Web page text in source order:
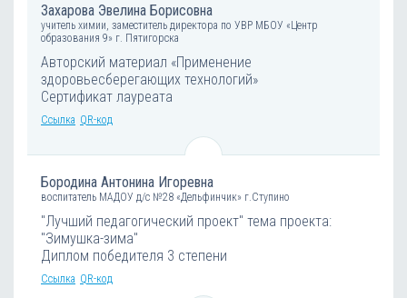
Захарова Эвелина Борисовна
учитель химии, заместитель директора по УВР МБОУ «Центр
образования 9» г. Пятигорска
Авторский материал «Применение
здоровьесберегающих технологий»
Сертификат лауреата
Ссылка QR-код
Бородина Антонина Игоревна
воспитатель МАДОУ д/с №28 «Дельфинчик» г.Ступино
"Лучший педагогический проект" тема проекта:
"Зимушка-зима"
Диплом победителя 3 степени
Ссылка QR-код